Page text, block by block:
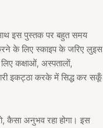
साथ इस पुस्तक पर बहुत समय
के लिए स्काइप के जरिए लुइस
कक्षाओं, अस्पतालों,
इकट्ठा करके में सिद्ध कर सकूँ
कैसा अनुभव रहा होगा। इस